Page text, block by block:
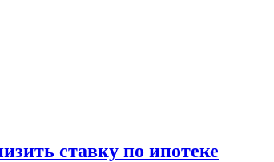
ставку по ипотеке